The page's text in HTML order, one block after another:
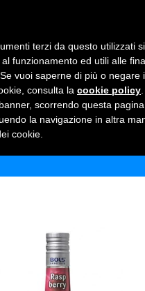
RASPBERRY
Shop Alcolici
terzi da questo utilizzati
funzionamento ed utili alle
vuoi saperne di più o negare
consulta la cookie policy
scorrendo questa
la navigazione in altra
cookie.